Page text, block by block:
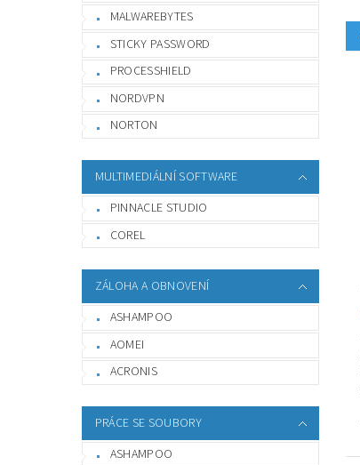
MALWAREBYTES
STICKY PASSWORD
PROCESSHIELD
NORDVPN
NORTON
MULTIMEDIÁLNÍ SOFTWARE
PINNACLE STUDIO
COREL
ZÁLOHA A OBNOVENÍ
ASHAMPOO
AOMEI
ACRONIS
PRÁCE SE SOUBORY
ASHAMPOO